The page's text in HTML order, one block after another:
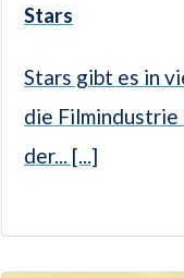
Stars
Stars gibt es in
die
der... [...]